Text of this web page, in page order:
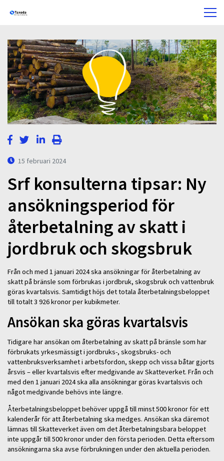
15 februari 2024
Srf konsulterna tipsar: Ny
ansökningsperiod för
återbetalning av skatt i
jordbruk och skogsbruk
Från och med 1 januari 2024 ska ansökningar för återbetalning av
skatt på bränsle som förbrukas i jordbruk, skogsbruk och vattenbruk
göras kvartalsvis. Samtidigt höjs det totala återbetalningsbeloppet
till totalt 3 926 kronor per kubikmeter.
Ansökan ska göras kvartalsvis
Tidigare har ansökan om återbetalning av skatt på bränsle som har
förbrukats yrkesmässigt i jordbruks-, skogsbruks- och
vattenbruksverksamhet i arbetsfordon, skepp och vissa båtar gjorts
årsvis – eller kvartalsvis efter medgivande av Skatteverket. Från och
med den 1 januari 2024 ska alla ansökningar göras kvartalsvis och
något medgivande behövs inte längre.
Återbetalningsbeloppet behöver uppgå till minst 500 kronor för ett
kalenderår för att återbetalning ska medges. Ansökan ska däremot
lämnas till Skatteverket även om det återbetalningsbara beloppet
inte uppgår till 500 kronor under den första perioden. Detta eftersom
ansökningarna ska avse förbrukningen under den aktuella perioden.